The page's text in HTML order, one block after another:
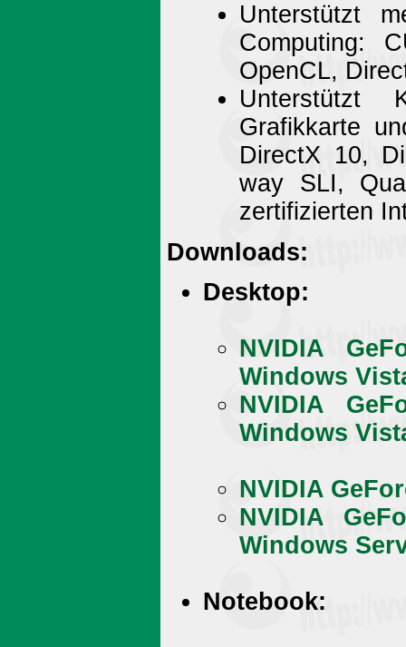
Unterstützt
Computing:
OpenCL,
Unterstützt
Grafikkarte
DirectX 10,
way SLI,
zertifizierten
Downloads:
Desktop:
NVIDIA
Windows
NVIDIA
Windows
NVIDIA
NVIDIA
Windows
Notebook: